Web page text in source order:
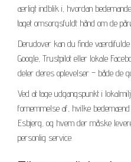
ærligt indblik i, hvordan
taget omsorgsfuldt hånd om de
Derudover kan du finde
Google, Trustpilot eller lokale
deler deres oplevelser – både de
Ved at tage udgangspunkt i
fornemmelse af, hvilke
Esbjerg, og hvem der måske
personlig service.